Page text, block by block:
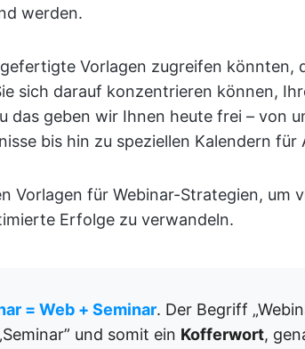
werden.
Vorlagen zugreifen könnten,
sich darauf konzentrieren können,
das geben wir Ihnen heute frei – von
bis hin zu speziellen Kalendern für
Vorlagen für Webinar-Strategien, um
Erfolge zu verwandeln.
= Web + Seminar. Der Begriff
und somit ein Kofferwort,